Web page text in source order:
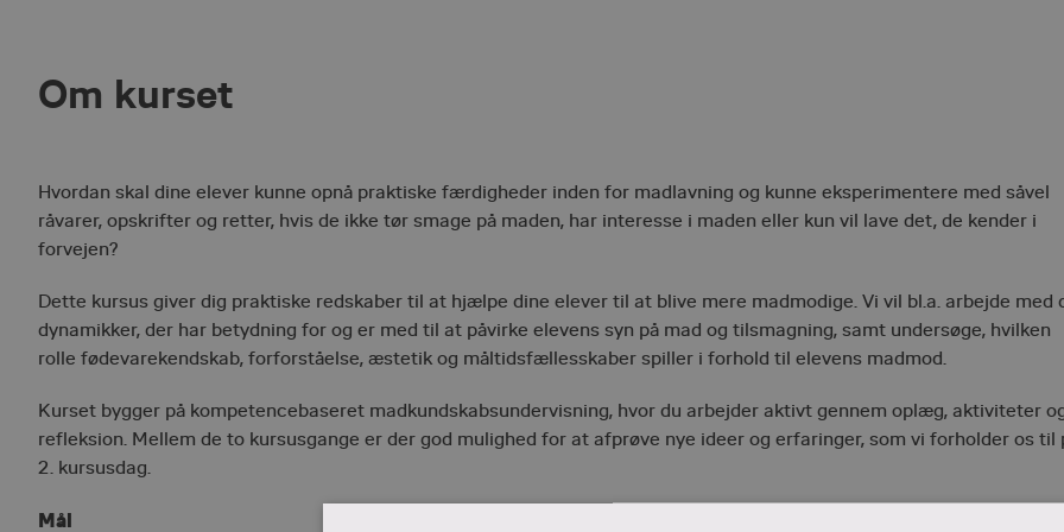
Om kurset
Hvordan skal dine elever kunne opnå praktiske færdigheder inden for madlavning og kunne eksperimentere med såvel
råvarer, opskrifter og retter, hvis de ikke tør smage på maden, har interesse i maden eller kun vil lave det, de kender i
forvejen?
Dette kursus giver dig praktiske redskaber til at hjælpe dine elever til at blive mere madmodige. Vi vil bl.a. arbejde med
dynamikker, der har betydning for og er med til at påvirke elevens syn på mad og tilsmagning, samt undersøge, hvilken
rolle fødevarekendskab, forforståelse, æstetik og måltidsfællesskaber spiller i forhold til elevens madmod.
Kurset bygger på kompetencebaseret madkundskabsundervisning, hvor du arbejder aktivt gennem oplæg, aktiviteter
refleksion. Mellem de to kursusgange er der god mulighed for at afprøve nye ideer og erfaringer, som vi forholder os til
2. kursusdag.
Mål